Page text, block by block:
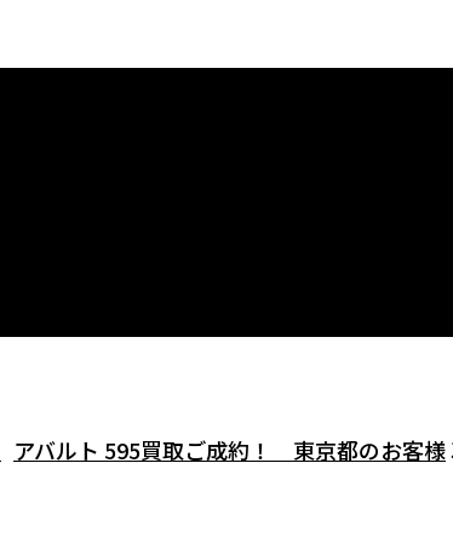
アバルト 595買取ご成約！ 東京都のお客様